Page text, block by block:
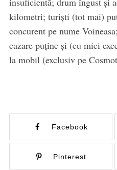
kilometri; turiști (tot mai)
concurent pe nume
cazare puține și (cu mici
la mobil (exclusiv pe
Facebook
Pinterest